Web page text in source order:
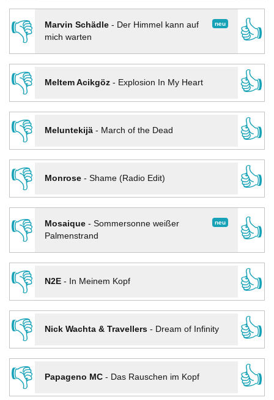
👎 neu
Marvin Schädle- Der Himmel kann auf
mich warten
👍
👎
Meltem Acikgöz- Explosion In My Heart
👍
👎
Meluntekijä- March of the Dead
👍
👎
Monrose- Shame (Radio Edit)
👍
👎
neu
Mosaique- Sommersonne weißer
Palmenstrand
👍
👎
N2E- In Meinem Kopf
👍
👎
Nick Wachta & Travellers- Dream of Infinity
👍
👎
Papageno MC- Das Rauschen im Kopf
👍